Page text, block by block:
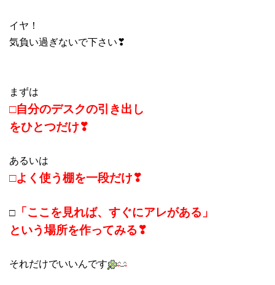
イヤ！
気負い過ぎないで下さい❣
まずは
□自分のデスクの引き出し
をひとつだけ❣
あるいは
□よく使う棚を一段だけ❣
□ 「ここを見れば、すぐにアレがある」
という場所を作ってみる❣
それだけでいいんです